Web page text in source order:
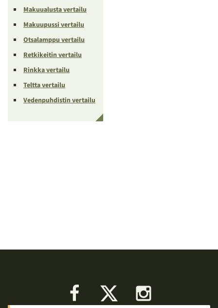
Makuualusta vertailu
Makuupussi vertailu
Otsalamppu vertailu
Retkikeitin vertailu
Rinkka vertailu
Teltta vertailu
Vedenpuhdistin vertailu
Facebook